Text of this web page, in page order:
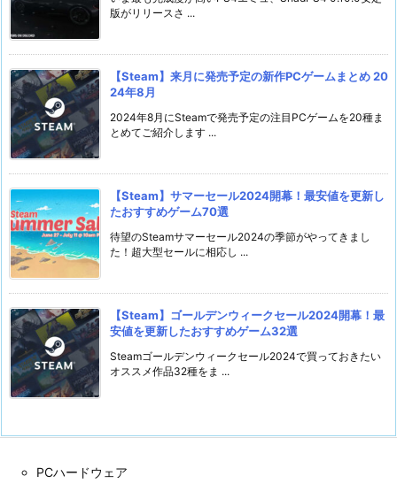
版がリリースさ ...
【Steam】来月に発売予定の新作PCゲームまとめ 20
24年8月
2024年8月にSteamで発売予定の注目PCゲームを20種ま
とめてご紹介します ...
【Steam】サマーセール2024開幕！最安値を更新し
たおすすめゲーム70選
待望のSteamサマーセール2024の季節がやってきまし
た！超大型セールに相応し ...
【Steam】ゴールデンウィークセール2024開幕！最
安値を更新したおすすめゲーム32選
Steamゴールデンウィークセール2024で買っておきたい
オススメ作品32種をま ...
PCハードウェア